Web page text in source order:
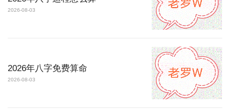
2026-08-03
2026年八字免费算命
2026-08-03